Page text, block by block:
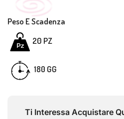
Peso E Scadenza
20 PZ
180 GG
Ti Interessa Acquistare